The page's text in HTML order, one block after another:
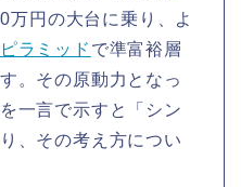
万円の大台に乗り、よ
ラミッド で準富裕層
。その原動力となっ
一言で示すと「シン
、その考え方につい